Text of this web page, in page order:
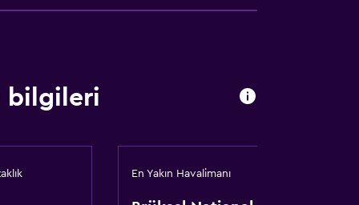
bilgileri
En Yakın Havalimanı